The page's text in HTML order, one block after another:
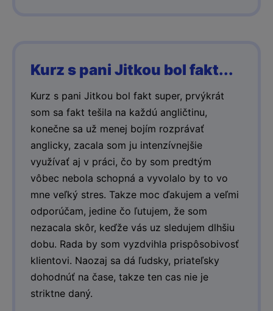
Kurz s pani Jitkou bol fakt...
Kurz s pani Jitkou bol fakt super, prvýkrát
som sa fakt tešila na každú angličtinu,
konečne sa už menej bojím rozprávať
anglicky, zacala som ju intenzívnejšie
využívať aj v práci, čo by som predtým
vôbec nebola schopná a vyvolalo by to vo
mne veľký stres. Takze moc ďakujem a veľmi
odporúčam, jedine čo ľutujem, že som
nezacala skôr, keďže vás uz sledujem dlhšiu
dobu. Rada by som vyzdvihla prispôsobivosť
klientovi. Naozaj sa dá ľudsky, priateľsky
dohodnúť na čase, takze ten cas nie je
striktne daný.